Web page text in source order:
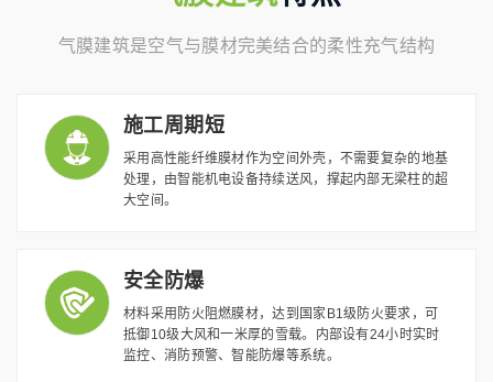
气膜建筑是空气与膜材完美结合的柔性充气结构
施工周期短
采用高性能纤维膜材作为空间外壳，不需要复杂的地基
处理，由智能机电设备持续送风，撑起内部无梁柱的超
大空间。
安全防爆
材料采用防火阻燃膜材，达到国家B1级防火要求，可
抵御10级大风和一米厚的雪载。内部设有24小时实时
监控、消防预警、智能防爆等系统。